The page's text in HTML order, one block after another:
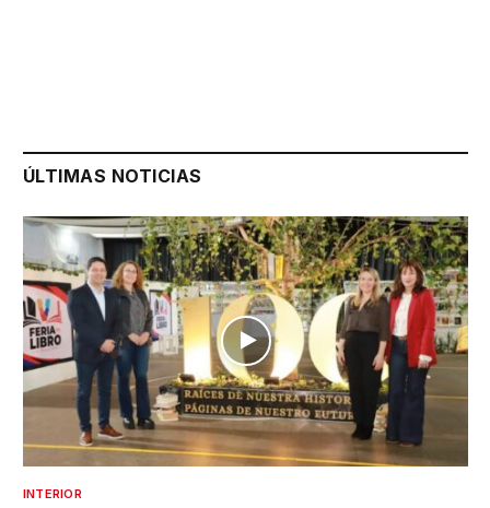
ÚLTIMAS NOTICIAS
INTERIOR